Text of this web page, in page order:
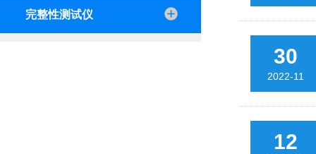
完整性测试仪
30
2022-11
12